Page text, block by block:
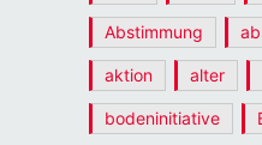
Abstimmung
aktion alter
bodeninitiative